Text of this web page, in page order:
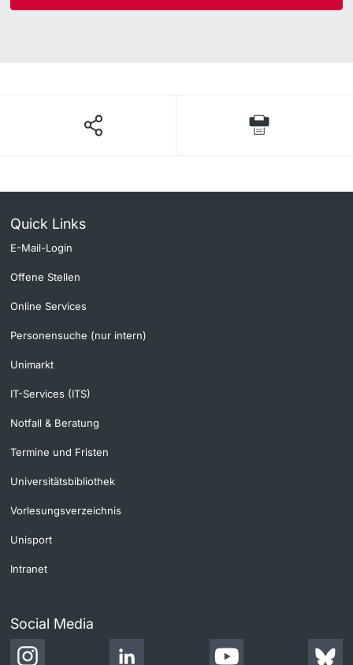
Quick Links
E-Mail-Login
Offene Stellen
Online Services
Personensuche (nur intern)
Unimarkt
IT-Services (ITS)
Notfall & Beratung
Termine und Fristen
Universitätsbibliothek
Vorlesungsverzeichnis
Unisport
Intranet
Social Media